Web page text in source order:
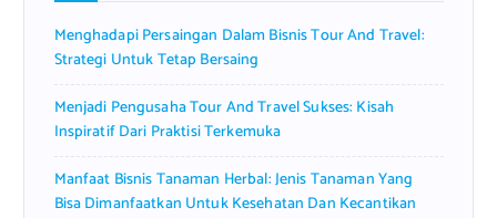
:Menghadapi Persaingan Dalam Bisnis Tour And Travel:
Strategi Untuk Tetap Bersaing
Menjadi Pengusaha Tour And Travel Sukses: Kisah
Inspiratif Dari Praktisi Terkemuka
Manfaat Bisnis Tanaman Herbal: Jenis Tanaman Yang
Bisa Dimanfaatkan Untuk Kesehatan Dan Kecantikan